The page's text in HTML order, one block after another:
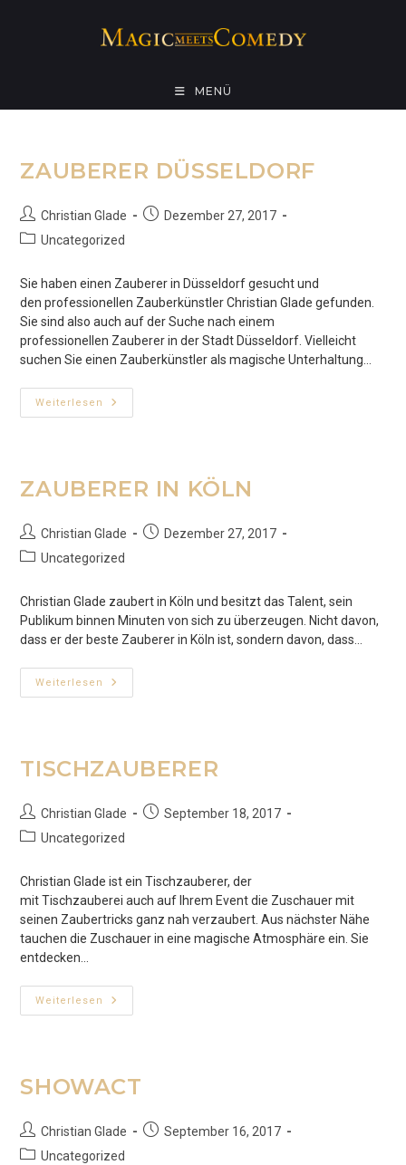
MENÜ
ZAUBERER DÜSSELDORF
Beitrags-
Autor:
Christian Glade
BeitragDezember 27, 2017
Beitrags-
Uncategorized
Sie haben einen Zauberer in Düsseldorf gesucht und
den professionellen Zauberkünstler Christian Glade gefunden.
Sie sind also auch auf der Suche nach einem
professionellen Zauberer in der Stadt Düsseldorf. Vielleicht
suchen Sie einen Zauberkünstler als magische Unterhaltung…
Weiterlesen
ZAUBERER
DÜSSELDORF
ZAUBERER IN KÖLN
Beitrags-
Autor:
Christian Glade
BeitragDezember 27, 2017
Beitrags-
Uncategorized
Christian Glade zaubert in Köln und besitzt das Talent, sein
Publikum binnen Minuten von sich zu überzeugen. Nicht davon,
dass er der beste Zauberer in Köln ist, sondern davon, dass…
Weiterlesen
ZAUBERER
IN
TISCHZAUBERER
Beitrags-
Autor:
Christian Glade
BeitragSeptember 18, 2017
Beitrags-
Uncategorized
Christian Glade ist ein Tischzauberer, der
mit Tischzauberei auch auf Ihrem Event die Zuschauer mit
seinen Zaubertricks ganz nah verzaubert. Aus nächster Nähe
tauchen die Zuschauer in eine magische Atmosphäre ein. Sie
entdecken…
Weiterlesen TISCHZAUBERER
SHOWACT
Beitrags-
Autor:
Christian Glade
BeitragSeptember 16, 2017
Beitrags-
Uncategorized